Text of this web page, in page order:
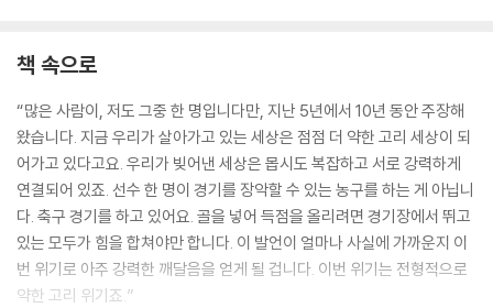
책 속으로
“많은 사람이, 저도 그중 한 명입니다만, 지난 5년에서 10년 동안 주장해
왔습니다. 지금 우리가 살아가고 있는 세상은 점점 더 약한 고리 세상이 되
어가고 있다고요. 우리가 빚어낸 세상은 몹시도 복잡하고 서로 강력하게
연결되어 있죠. 선수 한 명이 경기를 장악할 수 있는 농구를 하는 게 아닙니
다. 축구 경기를 하고 있어요. 골을 넣어 득점을 올리려면 경기장에서 뛰고
있는 모두가 힘을 합쳐야만 합니다. 이 발언이 얼마나 사실에 가까운지 이
번 위기로 아주 강력한 깨달음을 얻게 될 겁니다. 이번 위기는 전형적으로
약한 고리 위기죠.”